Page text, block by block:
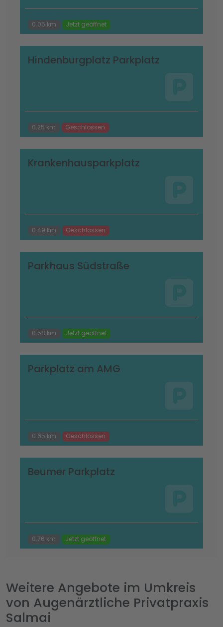
0.05 km Jetzt geöffnet
Hindenburgplatz Parkplatz
0.25 km Geschlossen
Krankenhausparkplatz
0.49 km Geschlossen
Parkhaus Südstraße
0.58 km Jetzt geöffnet
Parkplatz am AMG
0.65 km Geschlossen
Beumer Parkplatz
0.76 km Jetzt geöffnet
Weitere Angebote im Umkreis
von Augenärztliche Privatpraxis
Salmai